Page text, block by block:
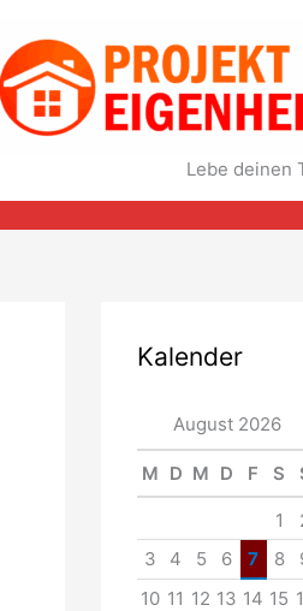
Lebe deinen
Kalender
August 2026
M D M D F S
1
3
4 5 6 7 8
10 11 12 13 14 15